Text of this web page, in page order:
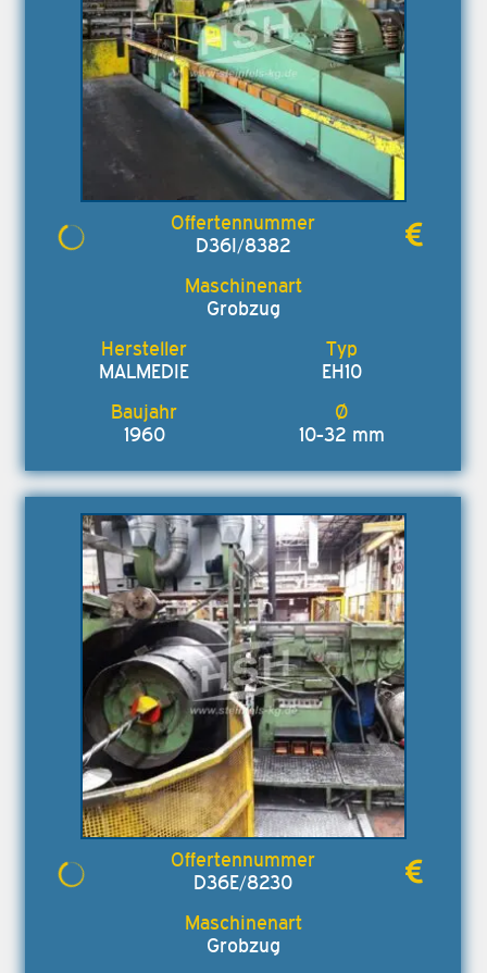
D36I/8382
Grobzug
MALMEDIE EH10
1960 10-32 mm
D36E/8230
Grobzug